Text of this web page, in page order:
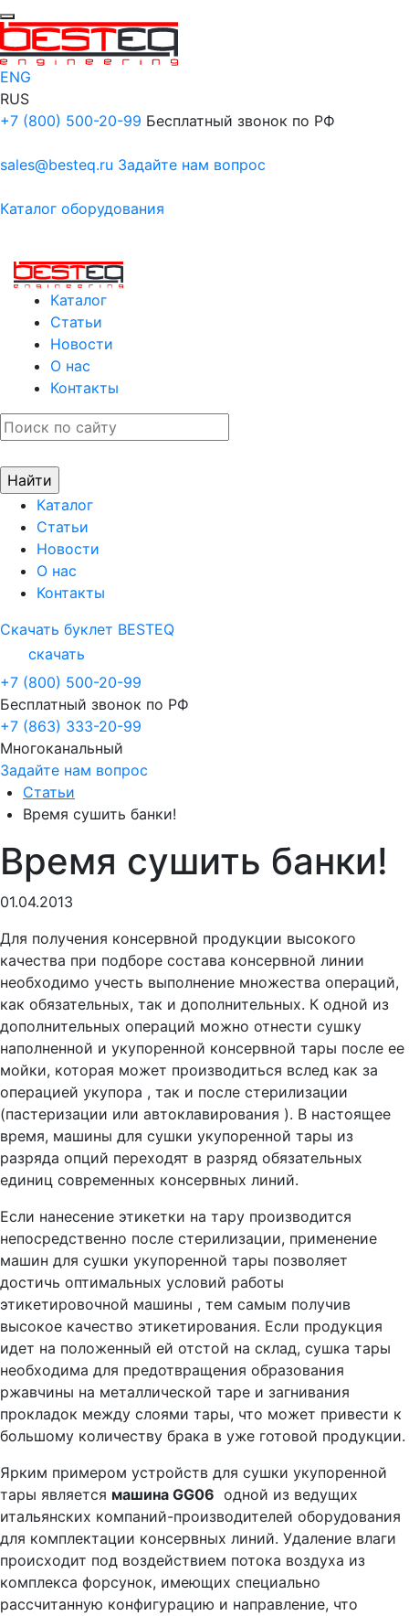
ENG
RUS
+7 (800) 500-20-99 Бесплатный звонок по РФ
sales@besteq.ru Задайте нам вопрос
Каталог оборудования
Каталог
Статьи
Новости
О нас
Контакты
Каталог
Статьи
Новости
О нас
Контакты
Скачать буклет BESTEQ
скачать
+7 (800) 500-20-99
Бесплатный звонок по РФ
+7 (863) 333-20-99
Многоканальный
Задайте нам вопрос
Статьи
Время сушить банки!
Время сушить банки!
01.04.2013
Для получения консервной продукции высокого
качества при подборе состава консервной линии
необходимо учесть выполнение множества операций,
как обязательных, так и дополнительных. К одной из
дополнительных операций можно отнести сушку
наполненной и укупоренной консервной тары после ее
мойки, которая может производиться вслед как за
операцией укупора , так и после стерилизации
(пастеризации или автоклавирования ). В настоящее
время, машины для сушки укупоренной тары из
разряда опций переходят в разряд обязательных
единиц современных консервных линий.
Если нанесение этикетки на тару производится
непосредственно после стерилизации, применение
машин для сушки укупоренной тары позволяет
достичь оптимальных условий работы
этикетировочной машины , тем самым получив
высокое качество этикетирования. Если продукция
идет на положенный ей отстой на склад, сушка тары
необходима для предотвращения образования
ржавчины на металлической таре и загнивания
прокладок между слоями тары, что может привести к
большому количеству брака в уже готовой продукции.
Ярким примером устройств для сушки укупоренной
тары является машина GG06 одной из ведущих
итальянских компаний-производителей оборудования
для комплектации консервных линий. Удаление влаги
происходит под воздействием потока воздуха из
комплекса форсунок, имеющих специально
рассчитанную конфигурацию и направление, что